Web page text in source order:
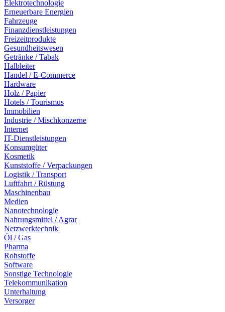
Elektrotechnologie
Erneuerbare Energien
Fahrzeuge
Finanzdienstleistungen
Freizeitprodukte
Gesundheitswesen
Getränke / Tabak
Halbleiter
Handel / E-Commerce
Hardware
Holz / Papier
Hotels / Tourismus
Immobilien
Industrie / Mischkonzerne
Internet
IT-Dienstleistungen
Konsumgüter
Kosmetik
Kunststoffe / Verpackungen
Logistik / Transport
Luftfahrt / Rüstung
Maschinenbau
Medien
Nanotechnologie
Nahrungsmittel / Agrar
Netzwerktechnik
Öl / Gas
Pharma
Rohstoffe
Software
Sonstige Technologie
Telekommunikation
Unterhaltung
Versorger